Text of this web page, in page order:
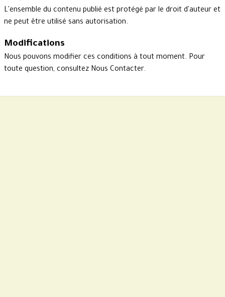
L'ensemble du contenu publié est protégé par le droit d'auteur et
ne peut être utilisé sans autorisation.
Modifications
Nous pouvons modifier ces conditions à tout moment. Pour
toute question, consultez Nous Contacter.